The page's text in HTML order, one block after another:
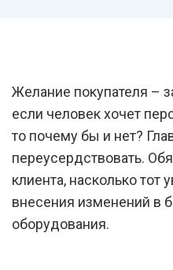
Желание покупателя –
если человек хочет
то почему бы и нет?
переусердствовать.
клиента, насколько тот
внесения изменений в
оборудования.